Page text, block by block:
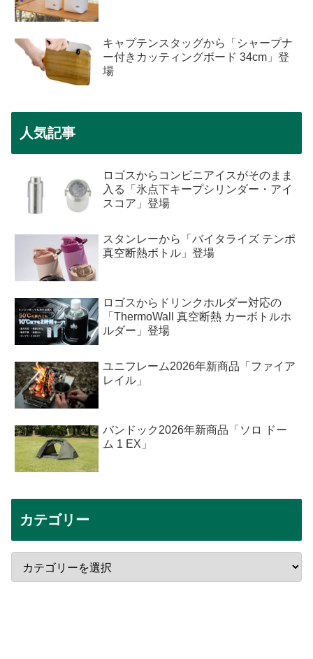
キャプテンスタッグから「シャープナ
ー付きカッティングボード 34cm」登
場
人気記事
ロゴスからコンビニアイスがそのまま
入る「氷点下キープシリンダー・アイ
スコア」登場
スタンレーから「バイタライズ テンポ
真空断熱ボトル」登場
ロゴスからドリンクホルダー対応の
「ThermoWall 真空断熱 カーボトルホ
ルダー」登場
ユニフレーム2026年新商品「ファイア
レイル」
バンドック2026年新商品「ソロ ドー
ム 1 EX」
カテゴリー